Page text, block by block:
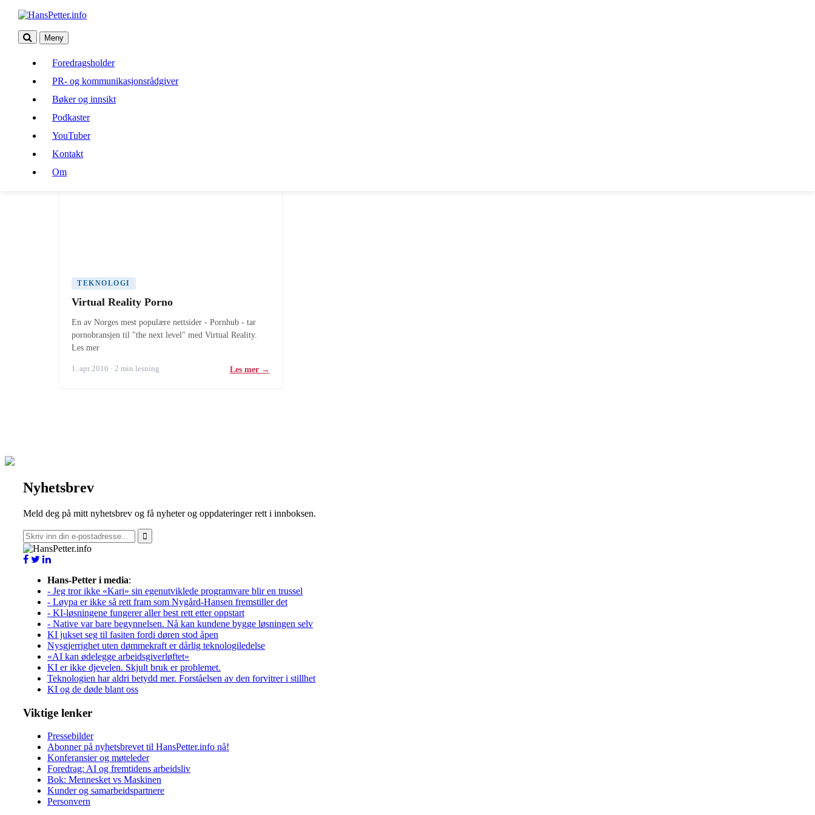
Meny
Foredragsholder
PR- og kommunikasjonsrådgiver
Bøker og innsikt
Podkaster
YouTuber
Kontakt
Om
Alexa.com
TEKNOLOGI
Virtual Reality Porno
En av Norges mest populære nettsider - Pornhub - tar
pornobransjen til "the next level" med Virtual Reality.
Les mer
1. apr 2016 · 2 min lesning Les mer →
Nyhetsbrev
Meld deg på mitt nyhetsbrev og få nyheter og oppdateringer rett i innboksen.
Hans-Petter i media:
- Jeg tror ikke «Kari» sin egenutviklede programvare blir en trussel
- Løypa er ikke så rett fram som Nygård-Hansen fremstiller det
- KI-løsningene fungerer aller best rett etter oppstart
- Native var bare begynnelsen. Nå kan kundene bygge løsningen selv
KI jukset seg til fasiten fordi døren stod åpen
Nysgjerrighet uten dømmekraft er dårlig teknologiledelse
«AI kan ødelegge arbeidsgiverløftet»
KI er ikke djevelen. Skjult bruk er problemet.
Teknologien har aldri betydd mer. Forståelsen av den forvitrer i stillhet
KI og de døde blant oss
Viktige lenker
Pressebilder
Abonner på nyhetsbrevet til HansPetter.info nå!
Konferansier og møteleder
Foredrag: AI og fremtidens arbeidsliv
Bok: Mennesket vs Maskinen
Kunder og samarbeidspartnere
Personvern